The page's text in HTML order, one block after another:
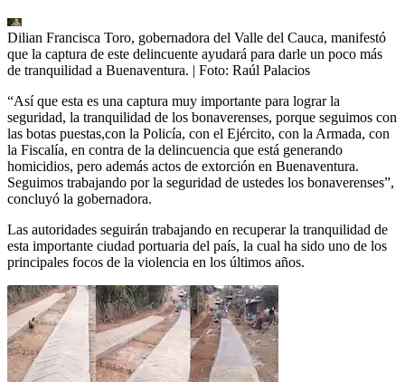
Dilian Francisca Toro, gobernadora del Valle del Cauca, manifestó
que la captura de este delincuente ayudará para darle un poco más
de tranquilidad a Buenaventura. | Foto: Raúl Palacios
“Así que esta es una captura muy importante para lograr la
seguridad, la tranquilidad de los bonaverenses, porque seguimos con
las botas puestas,con la Policía, con el Ejército, con la Armada, con
la Fiscalía, en contra de la delincuencia que está generando
homicidios, pero además actos de extorción en Buenaventura.
Seguimos trabajando por la seguridad de ustedes los bonaverenses”,
concluyó la gobernadora.
Las autoridades seguirán trabajando en recuperar la tranquilidad de
esta importante ciudad portuaria del país, la cual ha sido uno de los
principales focos de la violencia en los últimos años.